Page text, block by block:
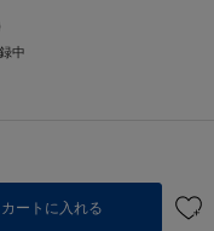
中
カートに入れる